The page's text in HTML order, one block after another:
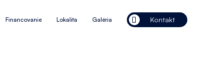
Financovanie Lokalita Galéria Kontakt